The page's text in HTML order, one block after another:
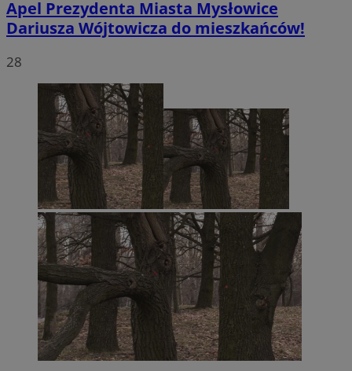
Apel Prezydenta Miasta Mysłowice
Dariusza Wójtowicza do mieszkańców!
28